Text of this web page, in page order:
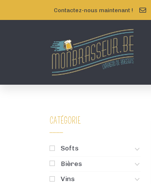
Contactez-nous maintenant !
CATÉGORIE
Softs
Bières
Vins